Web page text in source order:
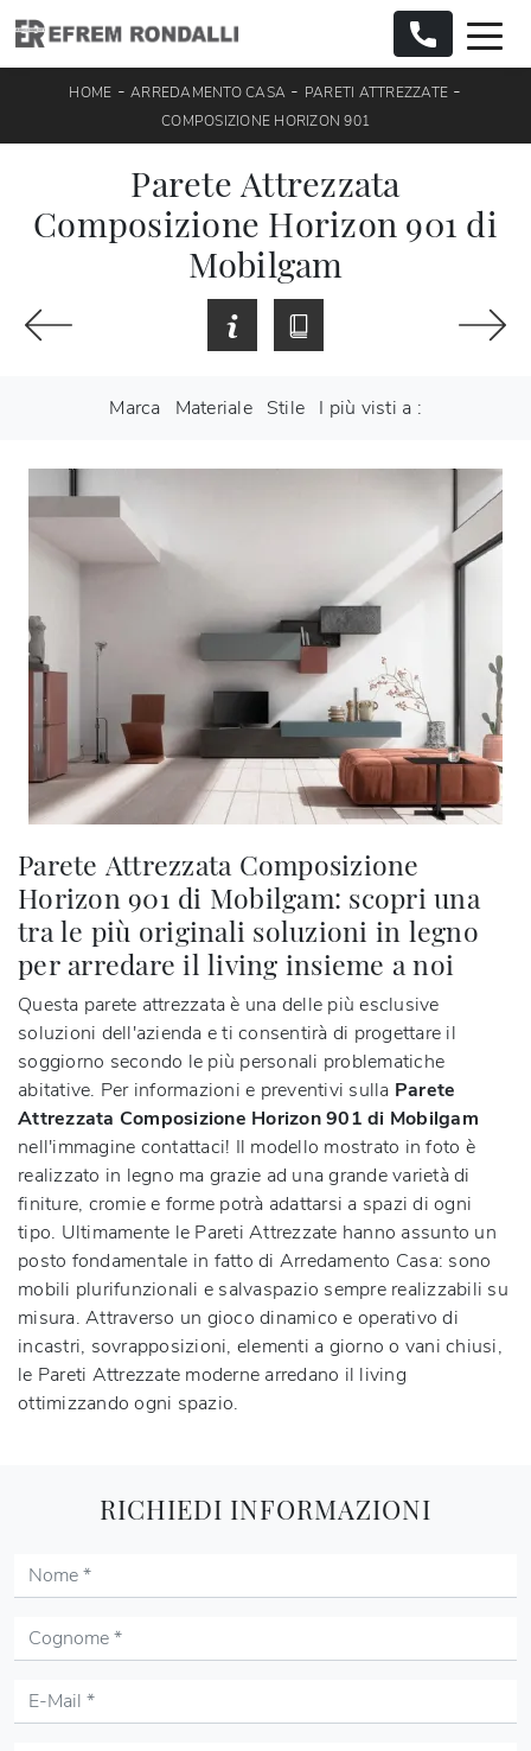
HOME -ARREDAMENTO CASA - PARETI ATTREZZATE -
COMPOSIZIONE HORIZON 901
Parete Attrezzata
Composizione Horizon 901 di
Mobilgam
Marca Materiale Stile I più visti a :
Parete Attrezzata Composizione
Horizon 901 di Mobilgam: scopri una
tra le più originali soluzioni in legno
per arredare il living insieme a noi
Questa parete attrezzata è una delle più esclusive
soluzioni dell'azienda e ti consentirà di progettare il
soggiorno secondo le più personali problematiche
abitative. Per informazioni e preventivi sulla Parete
Attrezzata Composizione Horizon 901 di Mobilgam
nell'immagine contattaci! Il modello mostrato in foto è
realizzato in legno ma grazie ad una grande varietà di
finiture, cromie e forme potrà adattarsi a spazi di ogni
tipo. Ultimamente le Pareti Attrezzate hanno assunto un
posto fondamentale in fatto di Arredamento Casa: sono
mobili plurifunzionali e salvaspazio sempre realizzabili su
misura. Attraverso un gioco dinamico e operativo di
incastri, sovrapposizioni, elementi a giorno o vani chiusi,
le Pareti Attrezzate moderne arredano il living
ottimizzando ogni spazio.
RICHIEDI INFORMAZIONI